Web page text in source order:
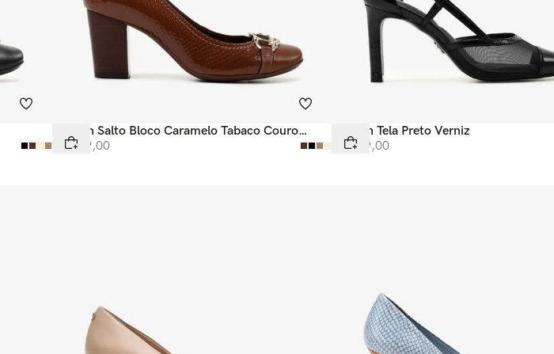
Scarpin Salto Bloco Caramelo Tabaco Couro
Snake
R$ 599,00
Scarpin Tela Preto Verniz
R$ 699,00